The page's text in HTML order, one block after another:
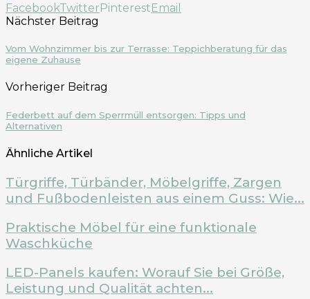
FacebookTwitterPinterestEmail
Nächster Beitrag
Vom Wohnzimmer bis zur Terrasse: Teppichberatung für das
eigene Zuhause
Vorheriger Beitrag
Federbett auf dem Sperrmüll entsorgen: Tipps und
Alternativen
Ähnliche Artikel
Türgriffe, Türbänder, Möbelgriffe, Zargen
und Fußbodenleisten aus einem Guss: Wie...
Praktische Möbel für eine funktionale
Waschküche
LED-Panels kaufen: Worauf Sie bei Größe,
Leistung und Qualität achten...